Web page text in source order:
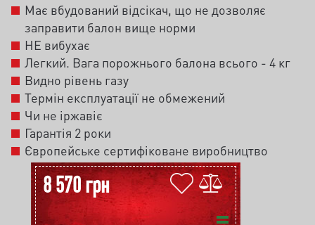
Має вбудований відсікач, що не дозволяє
заправити балон вище норми
НЕ вибухає
Легкий. Вага порожнього балона всього - 4 кг
Видно рівень газу
Термін експлуатації не обмежений
Чи не іржавіє
Гарантія 2 роки
Європейське сертифіковане виробництво
8 570 грн